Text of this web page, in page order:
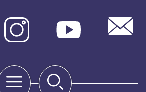
Menu Rechercher